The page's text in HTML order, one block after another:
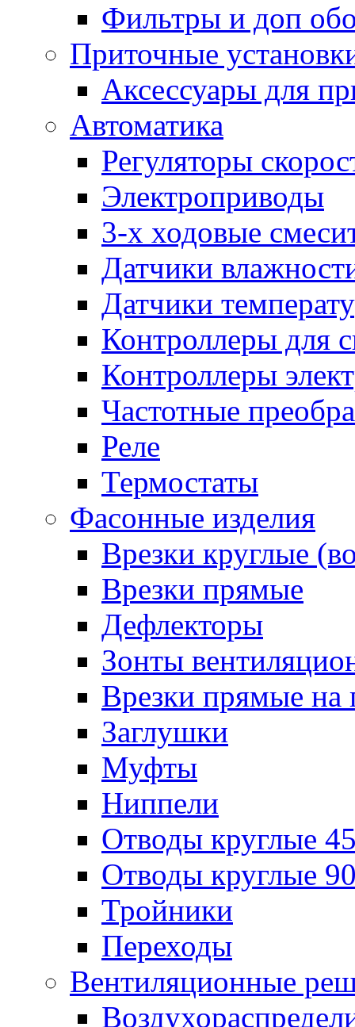
Фильтры и доп
Приточные
Аксессуары для
Автоматика
Регуляторы
Электроприводы
3-х ходовые
Датчики
Датчики
Контроллеры для
Контроллеры
Частотные
Реле
Термостаты
Фасонные изделия
Врезки круглые
Врезки прямые
Дефлекторы
Зонты
Врезки прямые на
Заглушки
Муфты
Ниппели
Отводы круглые
Отводы круглые
Тройники
Переходы
Вентиляционные